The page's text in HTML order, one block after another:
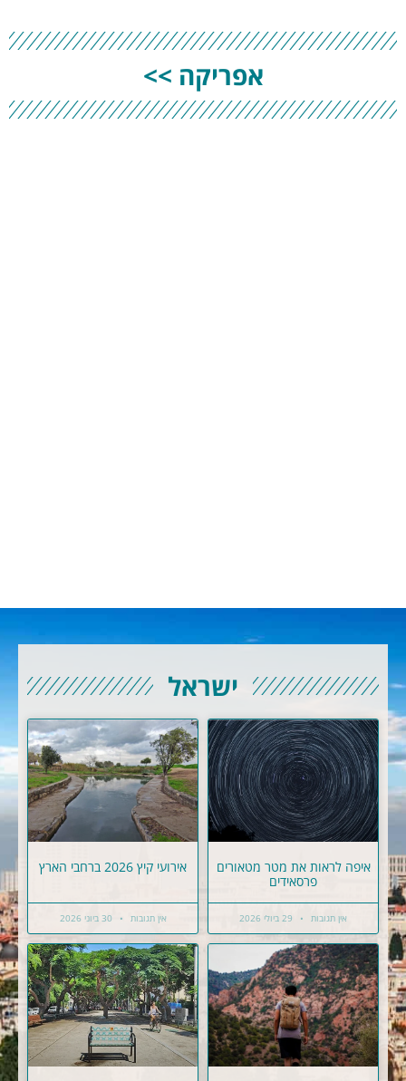
אפריקה >>
ישראל
איפה לראות את מטר מטאורים
פרסאידים
אין תגובות
אירועי קיץ 2026 ברחבי הארץ
אין תגובות 30 ביוני 2026